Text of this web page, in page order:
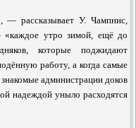
— рассказывает У. Чампнис,
утро зимой, ещё до
которые поджидают
работу, а когда самые
администрации доков
надеждой уныло расходятся